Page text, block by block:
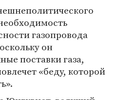
газопровода
он
поставки газа,
«беду, которой